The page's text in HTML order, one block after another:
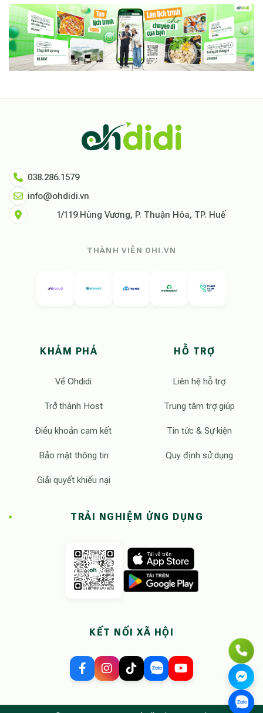
038.286.1579
info@ohdidi.vn
1/119 Hùng Vương, P. Thuận Hóa, TP. Huế
THÀNH VIÊN OHI.VN
KHÁM PHÁ
Về Ohdidi
Trở thành Host
Điều khoản cam kết
Bảo mật thông tin
Giải quyết khiếu nại
HỖ TRỢ
Liên hệ hỗ trợ
Trung tâm trợ giúp
Tin tức & Sự kiện
Quy định sử dụng
TRẢI NGHIỆM ỨNG DỤNG
KẾT NỐI XÃ HỘI